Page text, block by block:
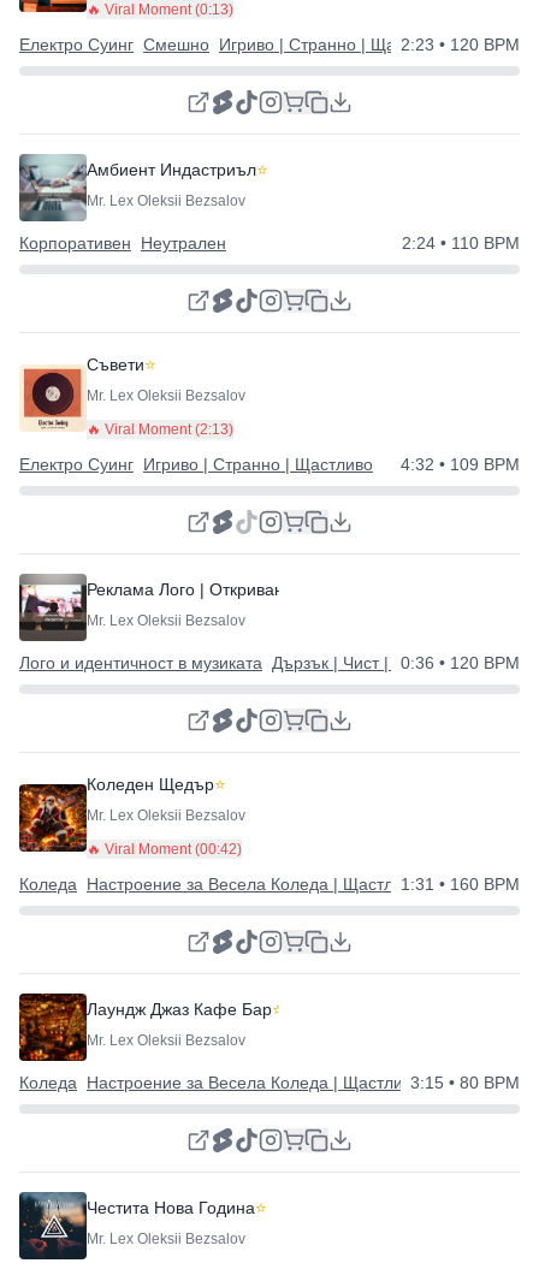
🔥 Viral Moment (0:13)
Електро Суинг Смешно Игриво | Странно | Щастливо
2:23 • 120 BPM
Амбиент Индастриъл⭐
Mr. Lex Oleksii Bezsalov
Корпоративен Неутрален 2:24 • 110 BPM
Съвети⭐
Mr. Lex Oleksii Bezsalov
🔥 Viral Moment (2:13)
Електро Суинг Игриво | Странно | Щастливо 4:32 • 109 BPM
Реклама Лого | Откриване | Интро
Mr. Lex Oleksii Bezsalov
Лого и идентичност в музиката Дързък | Чист | Готов за
0:36 • 120 BPM
Коледен Щедър⭐
Mr. Lex Oleksii Bezsalov
🔥 Viral Moment (00:42)
Коледа Настроение за Весела Коледа | Щастлива Нова Година
1:31 • 160 BPM
Лаундж Джаз Кафе Бар⭐
Mr. Lex Oleksii Bezsalov
Коледа Настроение за Весела Коледа | Щастлива Нова Година
3:15 • 80 BPM
Честита Нова Година⭐
Mr. Lex Oleksii Bezsalov